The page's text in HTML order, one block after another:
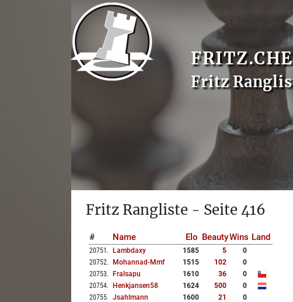
Fritz
Fritz Rangliste - Seite 416
# Name Elo BeautyWins Land
20751 . Lambdaxy 1585 5
0
20752. Mohannad-Mmf 1515 102
0
20753. Fralsapu 1610 36
0
20754. Henkjansen58 1624 500
0
20755. Jsahlmann 1600 21
0